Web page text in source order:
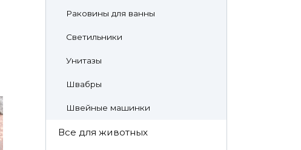
Раковины для ванны
Светильники
Унитазы
Швабры
Швейные машинки
Все для животных